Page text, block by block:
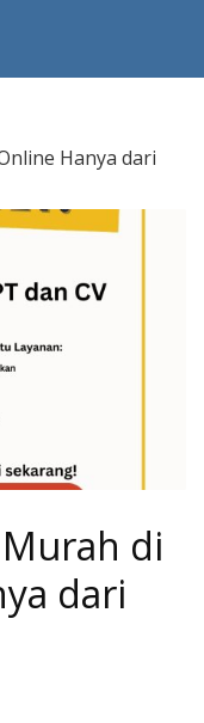
Hanya dari
Murah di
dari